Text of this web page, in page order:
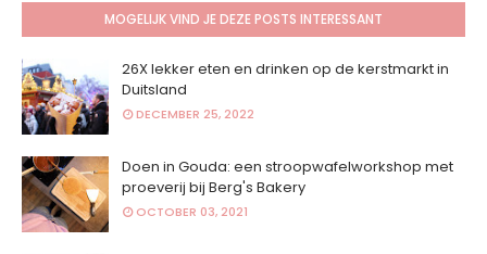
MOGELIJK VIND JE DEZE POSTS INTERESSANT
26X lekker eten en drinken op de kerstmarkt in
Duitsland
DECEMBER 25, 2022
Doen in Gouda: een stroopwafelworkshop met
proeverij bij Berg's Bakery
OCTOBER 03, 2021